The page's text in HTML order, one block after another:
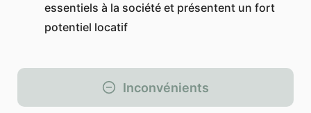
essentiels à la société et présentent un fort
potentiel locatif
Inconvénients